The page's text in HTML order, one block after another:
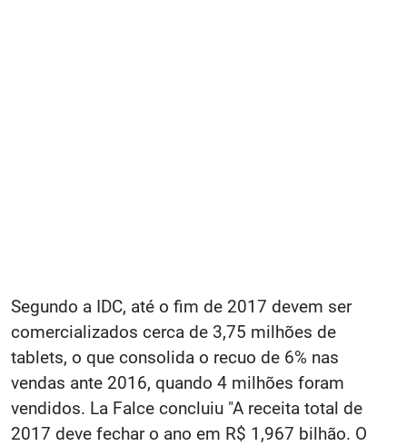
Segundo a IDC, até o fim de 2017 devem ser
comercializados cerca de 3,75 milhões de
tablets, o que consolida o recuo de 6% nas
vendas ante 2016, quando 4 milhões foram
vendidos. La Falce concluiu "A receita total de
2017 deve fechar o ano em R$ 1,967 bilhão. O